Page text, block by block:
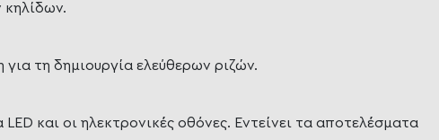
κηλίδων.
τη δημιουργία ελεύθερων ριζών.
και οι ηλεκτρονικές οθόνες. Εντείνει τα αποτελέσματα